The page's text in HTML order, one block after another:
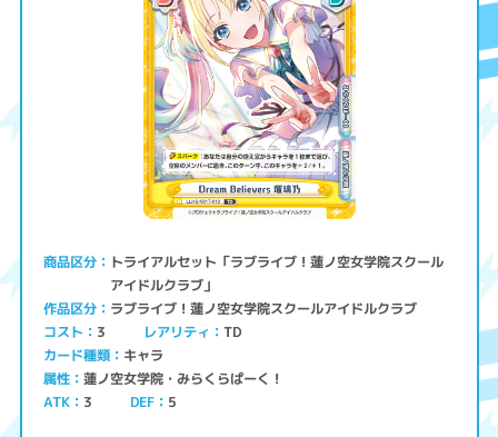
商品区分 トライアルセット「ラブライブ！蓮ノ空女学院スクール
アイドルクラブ」
作品区分 ラブライブ！蓮ノ空女学院スクールアイドルクラブ
コスト 3 レアリティ TD
カード種類 キャラ
属性 蓮ノ空女学院・みらくらぱーく！
ATK 3 DEF 5